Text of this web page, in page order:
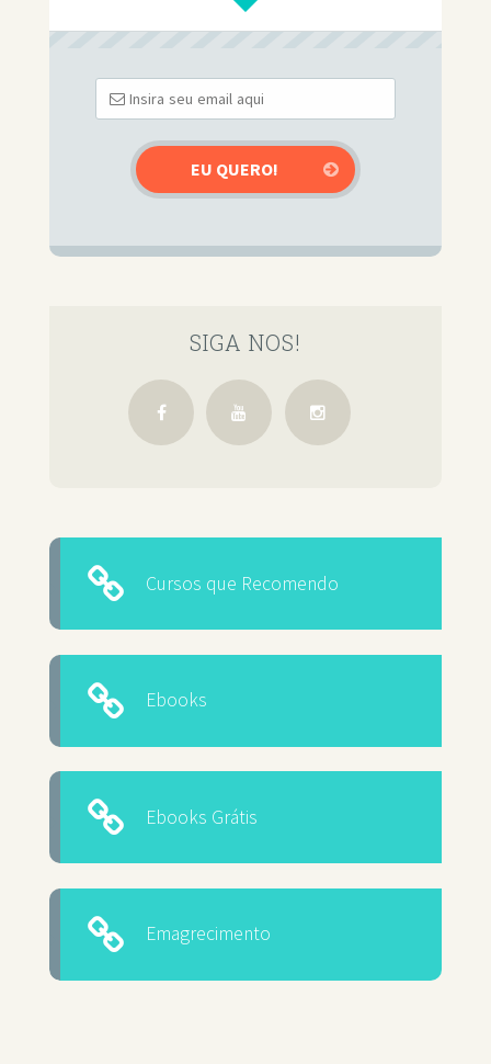
SIGA NOS!
Cursos que Recomendo
Ebooks
Ebooks Grátis
Emagrecimento